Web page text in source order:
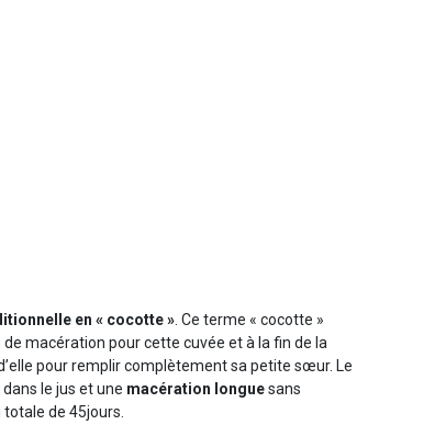
en « cocotte » . Ce terme « cocotte »
macération pour cette cuvée et à la fin de la
pour remplir complètement sa petite sœur. Le
le jus et une macération longuesans
de 45jours.